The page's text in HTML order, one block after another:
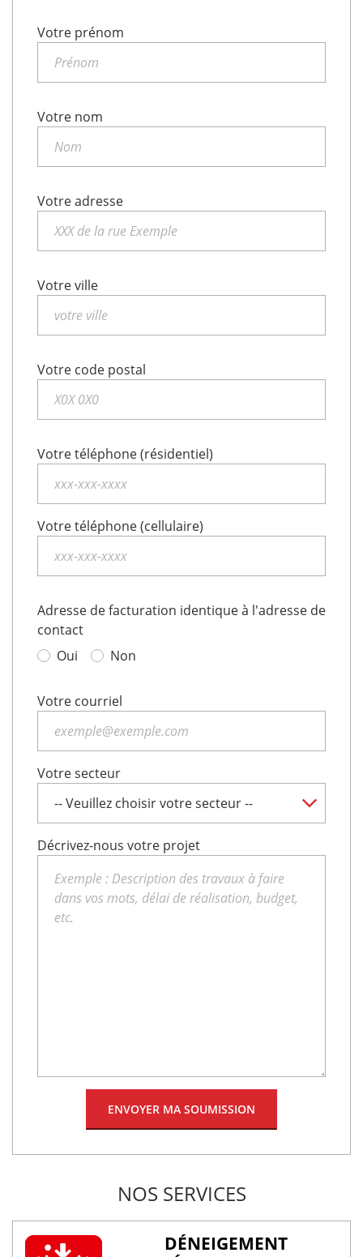
Votre prénom
Votre nom
Votre adresse
Votre ville
Votre code postal
Votre téléphone (résidentiel)
Votre téléphone (cellulaire)
Adresse de facturation identique à l'adresse de
contact
Oui
Non
Votre courriel
Votre secteur
Décrivez-nous votre projet
NOS SERVICES
DÉNEIGEMENT